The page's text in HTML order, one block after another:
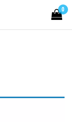
0